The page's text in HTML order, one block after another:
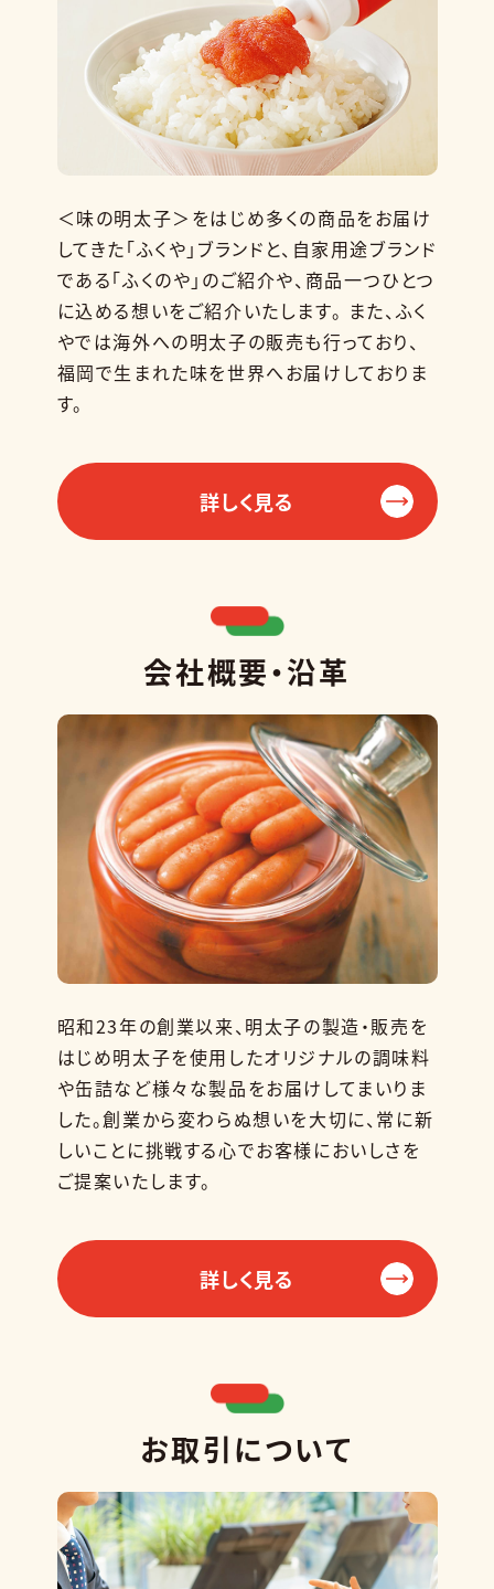
＜味の明太子＞をはじめ多くの商品をお届け
してきた「ふくや」ブランドと、自家用途ブランド
である「ふくのや」のご紹介や、商品一つひとつ
に込める想いをご紹介いたします。 また、ふく
やでは海外への明太子の販売も行っており、
福岡で生まれた味を世界へお届けしておりま
す。
詳しく見る
会社概要・沿革
昭和23年の創業以来、明太子の製造・販売を
はじめ明太子を使用したオリジナルの調味料
や缶詰など様々な製品をお届けしてまいりま
した。創業から変わらぬ想いを大切に、常に新
しいことに挑戦する心でお客様においしさを
ご提案いたします。
詳しく見る
お取引について